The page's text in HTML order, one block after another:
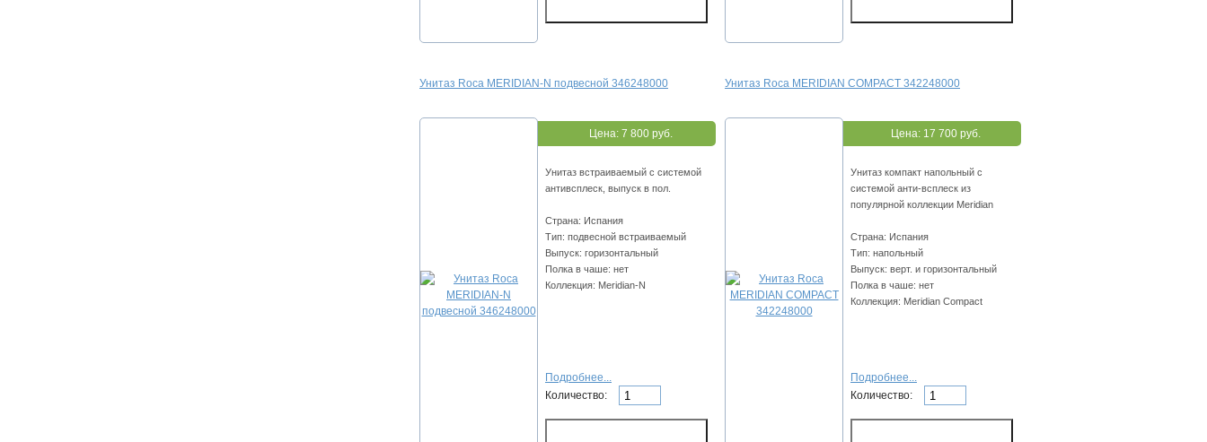
Унитаз Roca MERIDIAN-N подвесной 346248000
Цена: 7 800 руб.
Унитаз встраиваемый с системой
антивсплеск, выпуск в пол.
Страна: Испания
Тип: подвесной встраиваемый
Выпуск: горизонтальный
Полка в чаше: нет
Коллекция: Meridian-N
Подробнее...
Количество:
Унитаз Roca MERIDIAN COMPACT 342248000
Цена: 17 700 руб.
Унитаз компакт напольный с
системой анти-всплеск из
популярной коллекции Meridian
Страна: Испания
Тип: напольный
Выпуск: верт. и горизонтальный
Полка в чаше: нет
Коллекция: Meridian Compact
Подробнее...
Количество: